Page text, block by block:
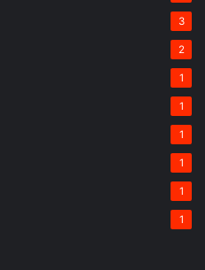
3
2
1
1
1
1
1
1